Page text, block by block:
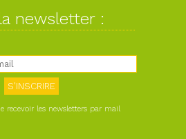
newsletter :
recevoir les newsletters par mail